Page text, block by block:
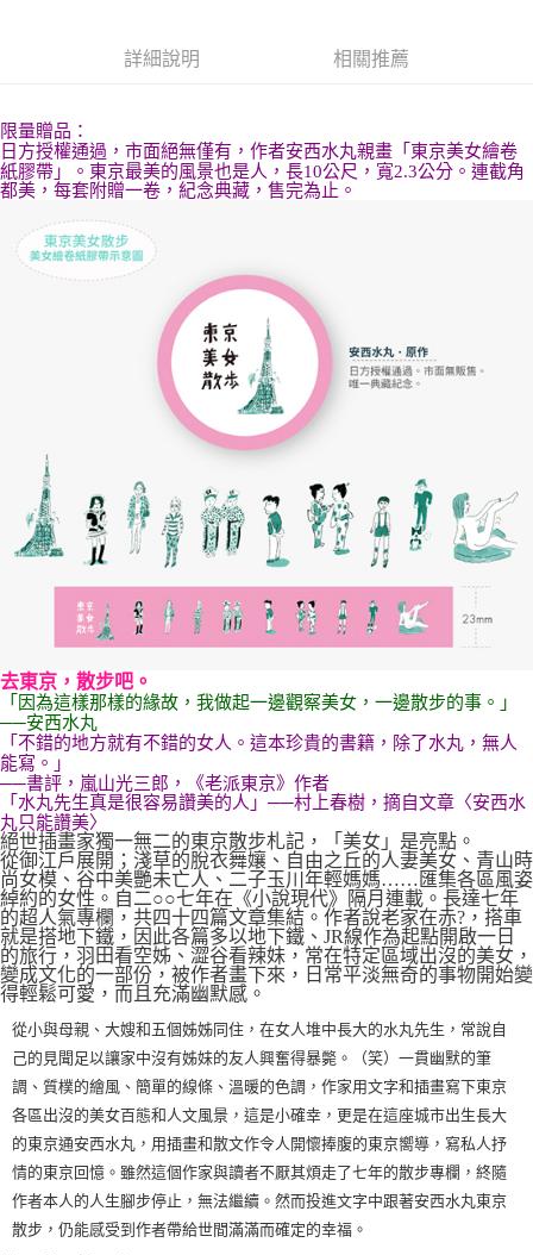
詳細說明 相關推薦
限量贈品：
日方授權通過，市面絕無僅有，作者安西水丸親畫「東京美女繪卷
紙膠帶」。東京最美的風景也是人，長10公尺，寬2.3公分。連截角
都美，每套附贈一卷，紀念典藏，售完為止。
去東京，散步吧。
「因為這樣那樣的緣故，我做起一邊觀察美女，一邊散步的事。」
──安西水丸
「不錯的地方就有不錯的女人。這本珍貴的書籍，除了水丸，無人
能寫。」
──書評，嵐山光三郎，《老派東京》作者
「水丸先生真是很容易讚美的人」──村上春樹，摘自文章〈安西水
丸只能讚美〉
絕世插畫家獨一無二的東京散步札記，「美女」是亮點。
從御江戶展開；淺草的脫衣舞孃、自由之丘的人妻美女、青山時
尚女模、谷中美艷未亡人、二子玉川年輕媽媽……匯集各區風姿
綽約的女性。自二○○七年在《小說現代》隔月連載。長達七年
的超人氣專欄，共四十四篇文章集結。作者說老家在赤?，搭車
就是搭地下鐵，因此各篇多以地下鐵、JR線作為起點開啟一日
的旅行，羽田看空姊、澀谷看辣妹，常在特定區域出沒的美女，
變成文化的一部份，被作者畫下來，日常平淡無奇的事物開始變
得輕鬆可愛，而且充滿幽默感。
從小與母親、大嫂和五個姊姊同住，在女人堆中長大的水丸先生，常說自
己的見聞足以讓家中沒有姊妹的友人興奮得暴斃。（笑）一貫幽默的筆
調、質樸的繪風、簡單的線條、溫暖的色調，作家用文字和插畫寫下東京
各區出沒的美女百態和人文風景，這是小確幸，更是在這座城市出生長大
的東京通安西水丸，用插畫和散文作令人開懷捧腹的東京嚮導，寫私人抒
情的東京回憶。雖然這個作家與讀者不厭其煩走了七年的散步專欄，終隨
作者本人的人生腳步停止，無法繼續。然而投進文字中跟著安西水丸東京
散步，仍能感受到作者帶給世間滿滿而確定的幸福。